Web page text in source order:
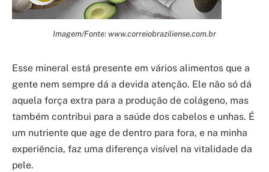
Imagem/Fonte: www.correiobraziliense.com.br
Esse mineral está presente em vários alimentos que a
gente nem sempre dá a devida atenção. Ele não só dá
aquela força extra para a produção de colágeno, mas
também contribui para a saúde dos cabelos e unhas. É
um nutriente que age de dentro para fora, e na minha
experiência, faz uma diferença visível na vitalidade da
pele.